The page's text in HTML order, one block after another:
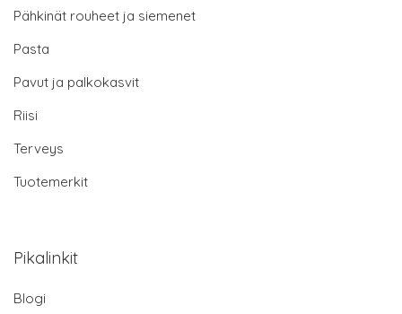
Pähkinät rouheet ja siemenet
Pasta
Pavut ja palkokasvit
Riisi
Terveys
Tuotemerkit
Pikalinkit
Blogi